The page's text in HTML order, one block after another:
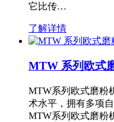
它比传…
了解详情
MTW 系列欧式
MTW系列欧式磨粉
术水平，拥有多项
MTW系列欧式磨粉